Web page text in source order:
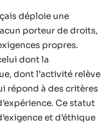
déploie une
porteur de droits,
propres.
dont la
dont l’activité relève
répond à des critères
Ce statut
et d’éthique